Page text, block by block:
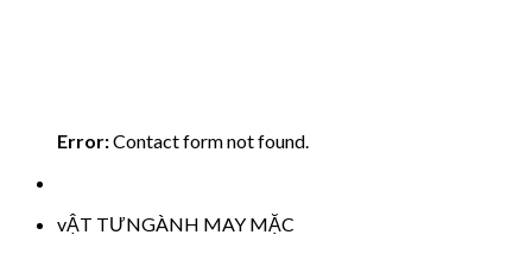
Error:Contact form not found.
vẬT TƯNGÀNH MAY MẶC